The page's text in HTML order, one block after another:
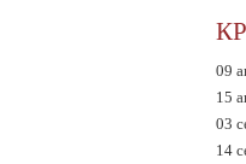
09
15
03
14